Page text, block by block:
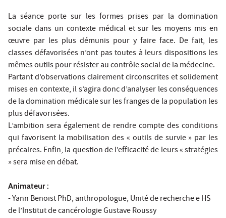
La séance porte sur les formes prises par la domination
sociale dans un contexte médical et sur les moyens mis en
œuvre par les plus démunis pour y faire face. De fait, les
classes défavorisées n’ont pas toutes à leurs dispositions les
mêmes outils pour résister au contrôle social de la médecine.
Partant d’observations clairement circonscrites et solidement
mises en contexte, il s’agira donc d’analyser les conséquences
de la domination médicale sur les franges de la population les
plus défavorisées.
L’ambition sera également de rendre compte des conditions
qui favorisent la mobilisation des « outils de survie » par les
précaires. Enfin, la question de l’efficacité de leurs « stratégies
» sera mise en débat.
Animateur :
- Yann Benoist PhD, anthropologue, Unité de recherche e HS
de l’Institut de cancérologie Gustave Roussy